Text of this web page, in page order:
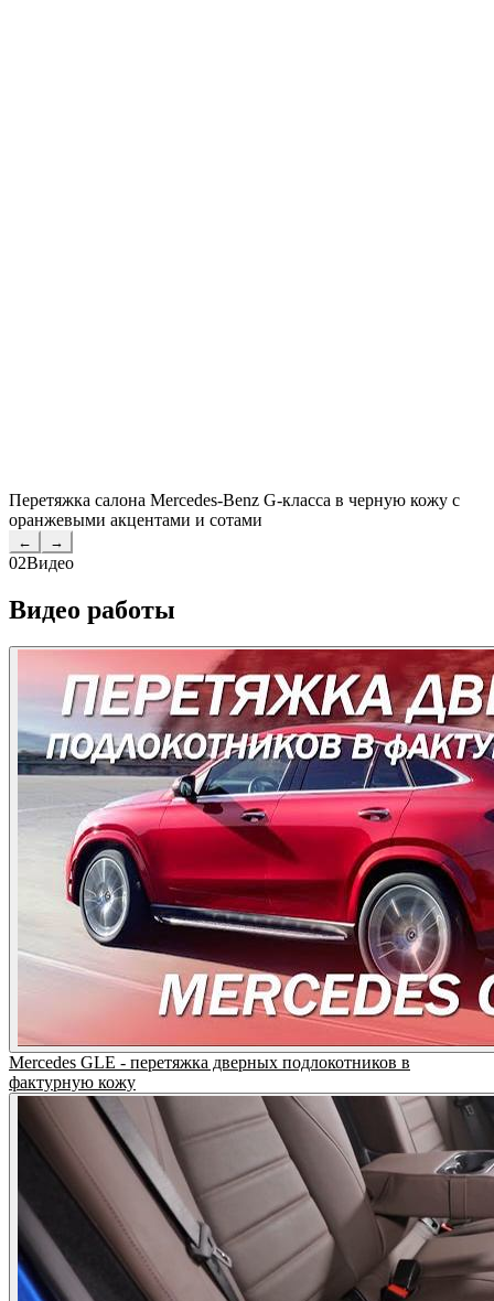
Перетяжка салона Mercedes-Benz G-класса в черную кожу с
оранжевыми акцентами и сотами
← →
02Видео
Видео работы
Mercedes GLE - перетяжка дверных подлокотников в
фактурную кожу